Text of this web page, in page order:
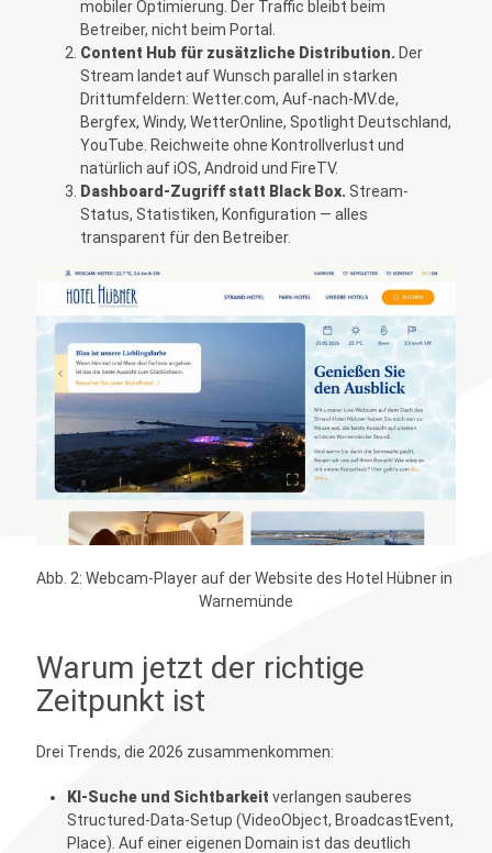
mobiler Optimierung. Der Traffic bleibt beim
Betreiber, nicht beim Portal.
Content Hub für zusätzliche Distribution. Der
Stream landet auf Wunsch parallel in starken
Drittumfeldern: Wetter.com, Auf-nach-MV.de,
Bergfex, Windy, WetterOnline, Spotlight Deutschland,
YouTube. Reichweite ohne Kontrollverlust und
natürlich auf iOS, Android und FireTV.
Dashboard-Zugriff statt Black Box. Stream-
Status, Statistiken, Konfiguration — alles
transparent für den Betreiber.
Abb. 2: Webcam-Player auf der Website des Hotel Hübner in
Warnemünde
Warum jetzt der richtige
Zeitpunkt ist
Drei Trends, die 2026 zusammenkommen:
KI-Suche und Sichtbarkeit verlangen sauberes
Structured-Data-Setup (VideoObject, BroadcastEvent,
Place). Auf einer eigenen Domain ist das deutlich